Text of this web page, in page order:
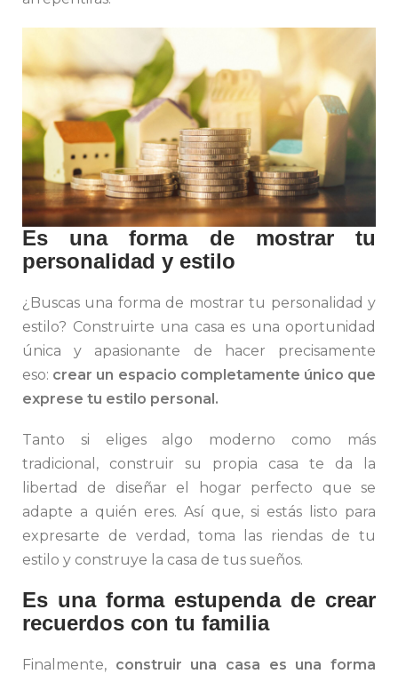
Es una forma de mostrar tu
personalidad y estilo
¿Buscas una forma de mostrar tu personalidad y
estilo? Construirte una casa es una oportunidad
única y apasionante de hacer precisamente
eso: crear un espacio completamente único que
exprese tu estilo personal.
Tanto si eliges algo moderno como más
tradicional, construir su propia casa te da la
libertad de diseñar el hogar perfecto que se
adapte a quién eres. Así que, si estás listo para
expresarte de verdad, toma las riendas de tu
estilo y construye la casa de tus sueños.
Es una forma estupenda de crear
recuerdos con tu familia
Finalmente, construir una casa es una forma